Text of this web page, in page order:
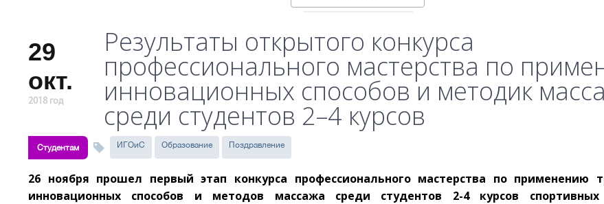
29
окт.
2018 год
Результаты открытого конкурса
профессионального мастерства по
инновационных способов и методик
среди студентов 2–4 курсов
Студентам ИГОиС Образование Поздравление
26 ноября прошел первый этап конкурса профессионального мастерства по применению
инновационных способов и методов массажа среди студентов 2-4 курсов спортивных